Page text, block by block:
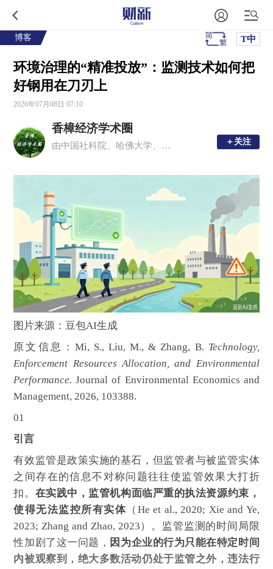
博客 T中
环境治理的“精准投放”：监测技术如何把
好钢用在刀刃上
2026年07月08日 07:10
香樟经济学术圈
由中国社科院、哈佛大学、多伦多大学等国内外青年经济学者发起 ＋关注
＋关注
图片来源：豆包AI生成
原文信息：Mi, S., Liu, M., & Zhang, B. Technology,
Enforcement Resources Allocation, and Environmental
Performance. Journal of Environmental Economics and
Management, 2026, 103388.
01
引言
有效监管是政策实施的基石，但监管者与被监管实体
之间存在的信息不对称问题往往使监管效果大打折
扣。 在实践中，监管机构面临严重的执法资源约束，
使得无法监控所有实体 （He et al., 2020; Xie and Ye,
2023; Zhang and Zhao, 2023）。监管监测的时间局限
性加剧了这一问题， 因为企业的行为只能在特定时间
内被观察到，绝大多数活动仍处于监管之外，违法行